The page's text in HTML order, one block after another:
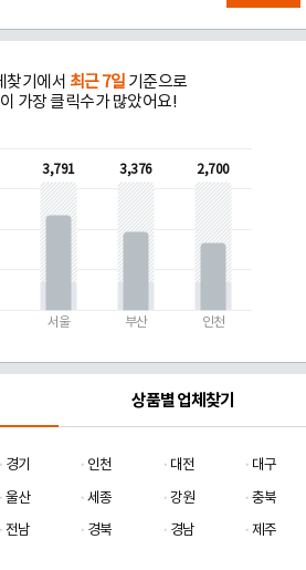
찾기에서 최근 7일 기준으로
가장 클릭수가 많았어요!
3,791
서울
3,376
부산
2,700
인천
상품별 업체찾기
경기 인천 대전
대구
울산 세종 강원
충북
전남 경북 경남 제주